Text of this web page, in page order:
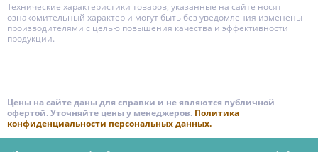
Технические характеристики товаров, указанные на сайте носят
ознакомительный характер и могут быть без уведомления изменены
производителями с целью повышения качества и эффективности
продукции.
Цены на сайте даны для справки и не являются публичной
офертой. Уточняйте цены у менеджеров. Политика
конфиденциальности персональных данных.